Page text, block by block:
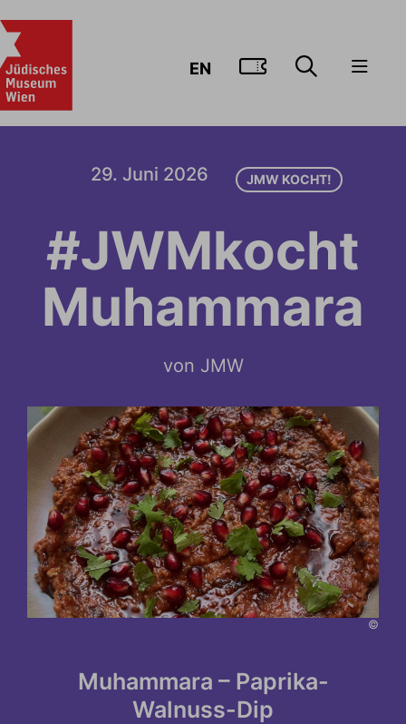
EN ZUM
29. Juni 2026 JMW KOCHT!
#JWMkocht
Muhammara
von JMW
©
Muhammara – Paprika-
Walnuss-Dip